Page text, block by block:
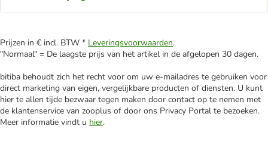
Prijzen in € incl. BTW * Leveringsvoorwaarden.
"Normaal" = De laagste prijs van het artikel in de afgelopen 30 dagen.
bitiba behoudt zich het recht voor om uw e-mailadres te gebruiken voor
direct marketing van eigen, vergelijkbare producten of diensten. U kunt
hier te allen tijde bezwaar tegen maken door contact op te nemen met
de klantenservice van zooplus of door ons Privacy Portal te bezoeken.
Meer informatie vindt u hier.